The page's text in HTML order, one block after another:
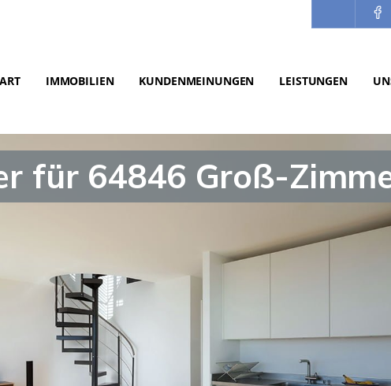
IMMOBILIEN KUNDENMEINUNGEN LEISTUNGEN
für 64846 Groß-